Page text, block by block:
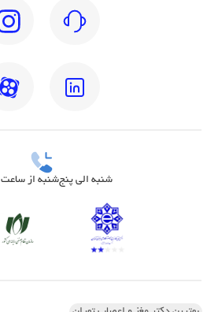
شنبه الی پنج‌شنبه از ساعت 9 صبح